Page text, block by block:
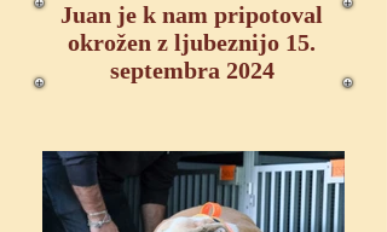
Juan je k nam pripotoval
okrožen z ljubeznijo 15.
septembra 2024